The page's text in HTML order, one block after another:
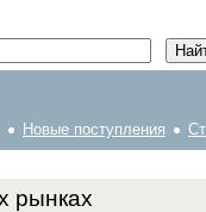
Новые поступления
рынках